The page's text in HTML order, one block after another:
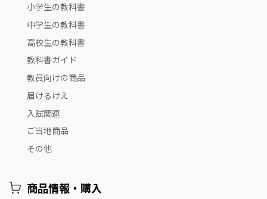
小学生の教科書
中学生の教科書
高校生の教科書
教科書ガイド
教員向けの商品
届けるけえ
入試関連
ご当地商品
その他
商品情報・購入